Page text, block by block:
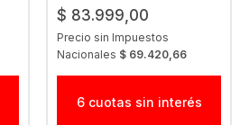
NGR
$ 83.999,00
Precio sin Impuestos
Nacionales $ 69.420,66
6 cuotas sin interés